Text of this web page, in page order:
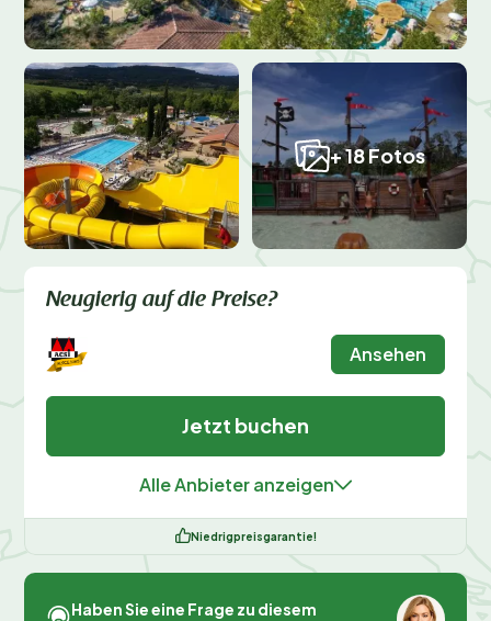
+ 18 Fotos
Neugierig auf die Preise?
Ansehen
Jetzt buchen
Alle Anbieter anzeigen
Niedrigpreisgarantie!
Haben Sie eine Frage zu diesem